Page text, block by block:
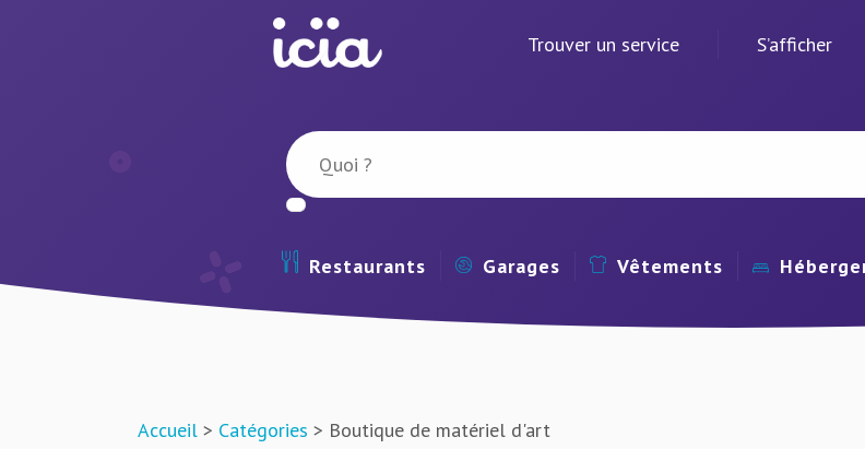
Trouver un service S’afficher
Restaurants Garages Vêtements
Accueil > Catégories > Boutique de matériel d'art